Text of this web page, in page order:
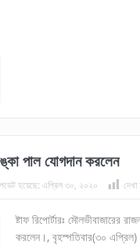
পাল যোগদান করলেন
হয়েছে: এপ্রিল ৩০, ২০২০
ষ্টাফ রিপোর্টারঃ মৌলভীবাজারের
করলেন।, বৃহস্পতিবার(৩০ এপ্রিল)